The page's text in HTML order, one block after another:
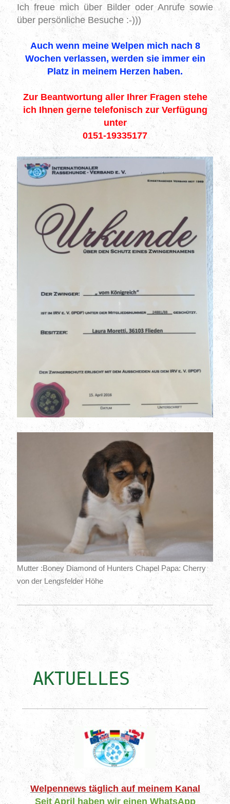
Ich freue mich über Bilder oder Anrufe sowie
über persönliche Besuche :-)))
Auch wenn meine Welpen mich nach 8
Wochen verlassen, werden sie immer ein
Platz in meinem Herzen haben.
Zur Beantwortung aller Ihrer Fragen stehe
ich Ihnen gerne telefonisch zur Verfügung
unter
0151-19335177
Mutter :Boney Diamond of Hunters Chapel Papa: Cherry
von der Lengsfelder Höhe
AKTUELLES
Welpennews täglich auf meinem Kanal
Seit April haben wir einen WhatsApp